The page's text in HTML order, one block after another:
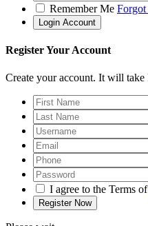
Remember Me Forgot
Register Your Account
Create your account. It will take
I agree to the Terms of